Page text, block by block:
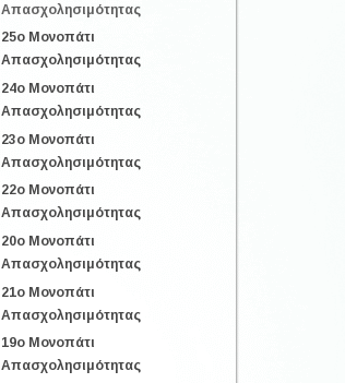
Απασχολησιμότητας
25o Μονοπάτι
Απασχολησιμότητας
24o Μονοπάτι
Απασχολησιμότητας
23o Μονοπάτι
Απασχολησιμότητας
22o Μονοπάτι
Απασχολησιμότητας
20o Μονοπάτι
Απασχολησιμότητας
21o Μονοπάτι
Απασχολησιμότητας
19o Μονοπάτι
Απασχολησιμότητας